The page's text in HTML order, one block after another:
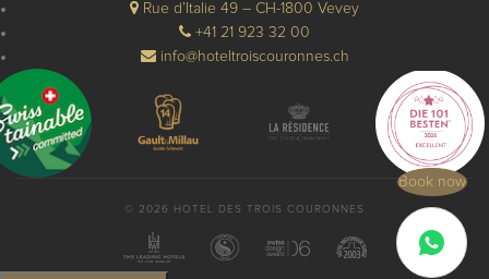
Book now
Rue d’Italie 49 – CH-1800 Vevey
+41 21 923 32 00
info@hoteltroiscouronnes.ch
© 2026 HOTEL DES TROIS COURONNES